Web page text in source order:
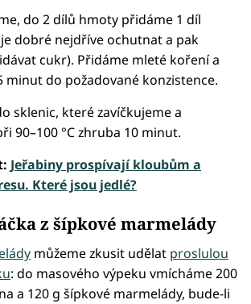
do 2 dílů hmoty přidáme 1 díl
dobré nejdříve ochutnat a pak
cukr). Přidáme mleté koření a
minut do požadované konzistence.
sklenic, které zavíčkujeme a
90–100 °C zhruba 10 minut.
Jeřabiny prospívají kloubům a
Které jsou jedlé?
z šípkové marmelády
můžeme zkusit udělat proslulou
: do masového výpeku vmícháme 200
a 120 g šípkové marmelády, bude-li